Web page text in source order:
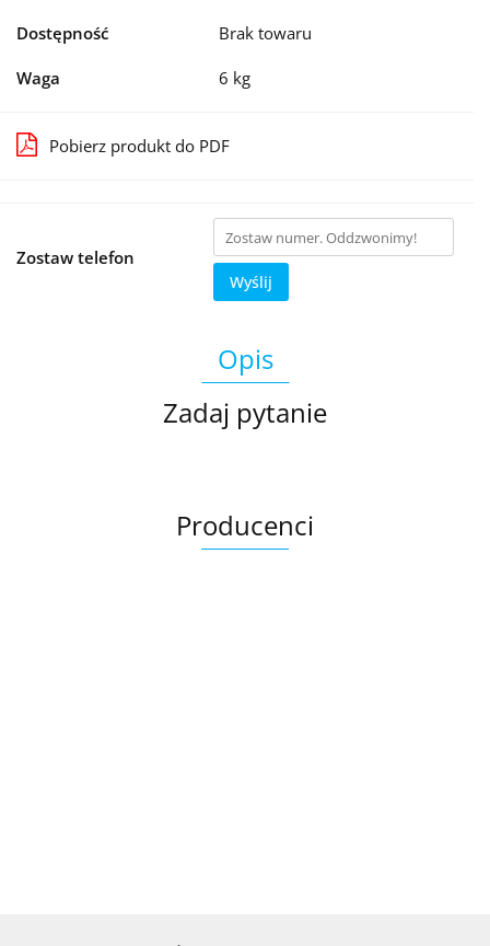
Dostępność Brak towaru
Waga 6 kg
Pobierz produkt do PDF
Zostaw telefon
Wyślij
Opis
Zadaj pytanie
Producenci